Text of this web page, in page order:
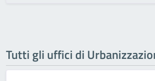
Tutti gli uffici di